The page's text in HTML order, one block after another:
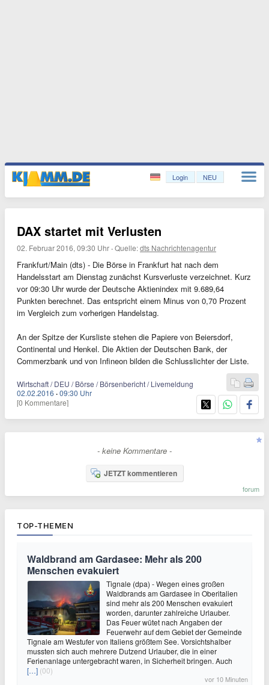
Login NEU
DAX startet mit Verlusten
02. Februar 2016, 09:30 Uhr ·Quelle:dts Nachrichtenagentur
Frankfurt/Main (dts) - Die Börse in Frankfurt hat nach dem
Handelsstart am Dienstag zunächst Kursverluste verzeichnet. Kurz
vor 09:30 Uhr wurde der Deutsche Aktienindex mit 9.689,64
Punkten berechnet. Das entspricht einem Minus von 0,70 Prozent
im Vergleich zum vorherigen Handelstag.
An der Spitze der Kursliste stehen die Papiere von Beiersdorf,
Continental und Henkel. Die Aktien der Deutschen Bank, der
Commerzbank und von Infineon bilden die Schlusslichter der Liste.
Wirtschaft / DEU / Börse / Börsenbericht / Livemeldung
02.02.2016 ·09:30 Uhr
[0 Kommentare]
- keine Kommentare -
JETZT kommentieren
forum
TOP-THEMEN
Waldbrand am Gardasee: Mehr als 200
Menschen evakuiert
Tignale (dpa) - Wegen eines großen
Waldbrands am Gardasee in Oberitalien
sind mehr als 200 Menschen evakuiert
worden, darunter zahlreiche Urlauber.
Das Feuer wütet nach Angaben der
Feuerwehr auf dem Gebiet der Gemeinde
Tignale am Westufer von Italiens größtem See. Vorsichtshalber
mussten sich auch mehrere Dutzend Urlauber, die in einer
Ferienanlage untergebracht waren, in Sicherheit bringen. Auch
[…] (00)
vor 10 Minuten